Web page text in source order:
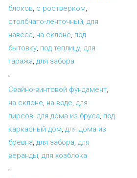
блоков, с ростверком,
столбчато-ленточный, для
навеса, на склоне, под
бытовку, под теплицу, для
гаража, для забора
Свайно-винтовой фундамент,
на склоне, на воде, для
пирсов, для дома из бруса, под
каркасный дом, для дома из
бревна, для забора, для
веранды, для хозблока